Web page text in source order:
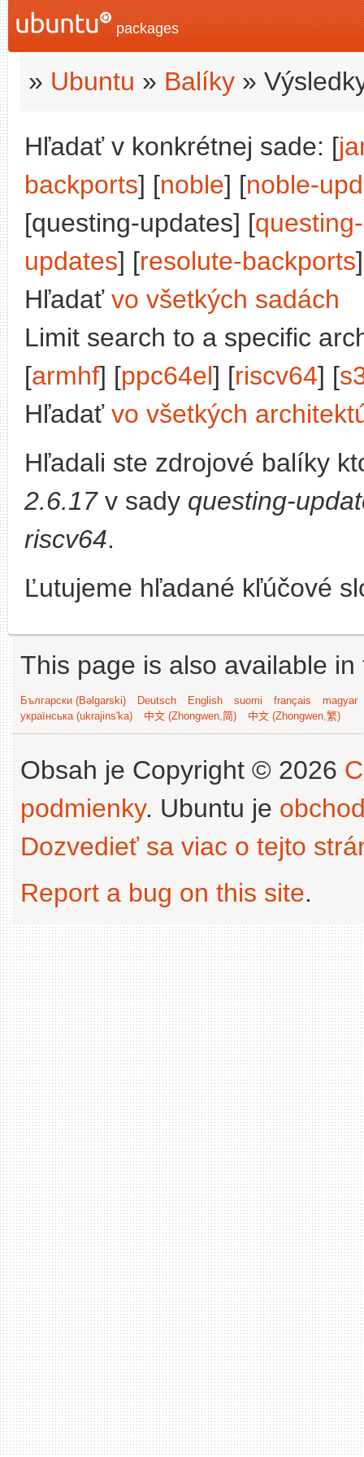
packages
» Ubuntu » Balíky »
Hľadať v konkrétnej sade: [
backports] [noble] [noble-
[questing-updates] [
updates] [resolute-backports
Hľadať vo všetkých sadách
Limit search to a specific
[armhf] [ppc64el] [riscv64] [
Hľadať vo všetkých
Hľadali ste zdrojové balíky
2.6.17v sady questing-
riscv64.
Ľutujeme hľadané kľúčové
This page is also available
Български (Bəlgarski) Deutsch English suomi français
magyar
українська (ukrajins'ka)
中文 (Zhongwen,简) 中文 (Zhongwen,繁)
Obsah je Copyright © 2026
podmienky. Ubuntu je
Dozvedieť sa viac o tejto
Report a bug on this site.